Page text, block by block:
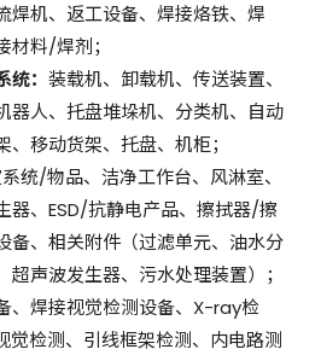
焊机、返工设备、焊接烙铁、焊
材料/焊剂；
统：装载机、卸载机、传送装置、
器人、托盘堆垛机、分类机、自动
移动货架、托盘、机柜；
统/物品、洁净工作台、风淋室、
器、ESD/抗静电产品、擦拭器/擦
备、相关附件（过滤单元、油水分
超声波发生器、污水处理装置）；
、焊接视觉检测设备、X-ray检
检测、引线框架检测、内电路测